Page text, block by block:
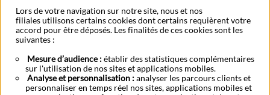
Abonnez-vous à notre newsletter Ma Lettre
Citoyenne
Rechercher un bureau
de poste
S'abonner à toutes nos
publications
Lors de votre navigation sur notre site, nous et nos
filiales utilisons certains cookies dont certains requièrent votre
accord pour être déposés. Les finalités de ces cookies sont les
suivantes :
Mesure d’audience :établir des statistiques complémentaires
sur l'utilisation de nos sites et applications mobiles.
Analyse et personnalisation :analyser les parcours clients et
personnaliser en temps réel nos sites, applications mobiles et